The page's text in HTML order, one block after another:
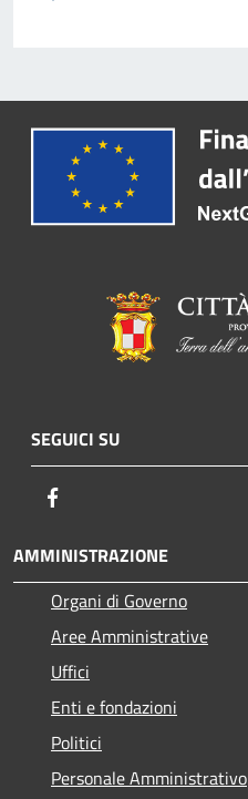
SEGUICI SU
AMMINISTRAZIONE
Organi di Governo
Aree Amministrative
Uffici
Enti e fondazioni
Politici
Personale Amministrativo